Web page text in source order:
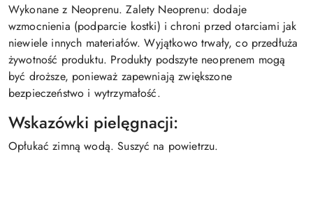
Wykonane z Neoprenu. Zalety Neoprenu: dodaje
wzmocnienia (podparcie kostki) i chroni przed otarciami jak
niewiele innych materiałów. Wyjątkowo trwały, co przedłuża
żywotność produktu. Produkty podszyte neoprenem mogą
być droższe, ponieważ zapewniają zwiększone
bezpieczeństwo i wytrzymałość.
Wskazówki pielęgnacji:
Opłukać zimną wodą. Suszyć na powietrzu.